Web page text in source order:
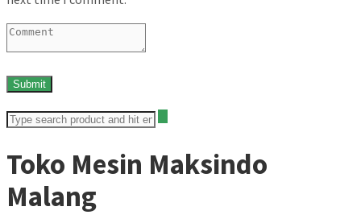
Toko Mesin Maksindo
Malang